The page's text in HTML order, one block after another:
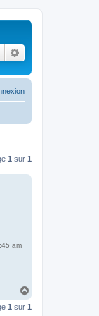
Rechercher
1 sur 1
am
u
1 sur 1